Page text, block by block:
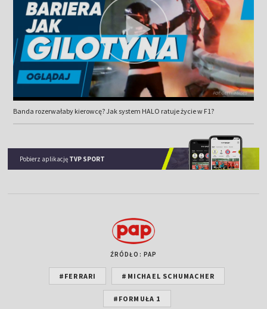
Banda rozerwałaby kierowcę? Jak system HALO ratuje życie w F1?
Pobierz aplikację TVP SPORT
ŹRÓDŁO: PAP
#FERRARI #MICHAEL SCHUMACHER
#FORMUŁA 1